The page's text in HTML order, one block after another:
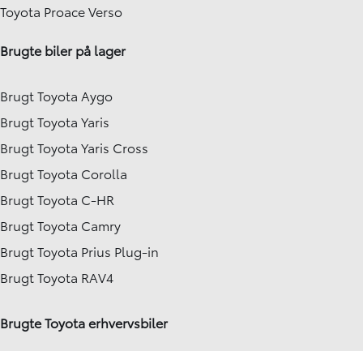
Toyota Proace Verso
Brugte biler på lager
Brugt Toyota Aygo
Brugt Toyota Yaris
Brugt Toyota Yaris Cross
Brugt Toyota Corolla
Brugt Toyota C-HR
Brugt Toyota Camry
Brugt Toyota Prius Plug-in
Brugt Toyota RAV4
Brugte Toyota erhvervsbiler